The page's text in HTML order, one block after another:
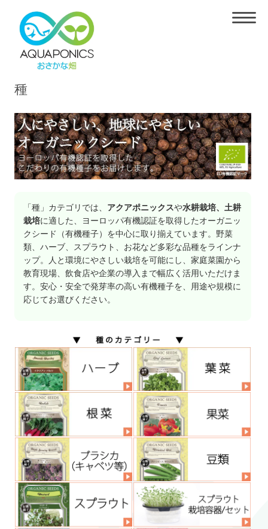
種
「種」カテゴリでは、 アクアポニックスや水耕栽培、土耕
栽培に適した、ヨーロッパ有機認証を取得したオーガニッ
クシード（有機種子）を中心に取り揃えています。野菜
類、ハーブ、スプラウト、お花など多彩な品種をラインナ
ップ。人と環境にやさしい栽培を可能にし、家庭菜園から
教育現場、飲食店や企業の導入まで幅広く活用いただけま
す。安心・安全で発芽率の高い有機種子を、用途や規模に
応じてお選びください。